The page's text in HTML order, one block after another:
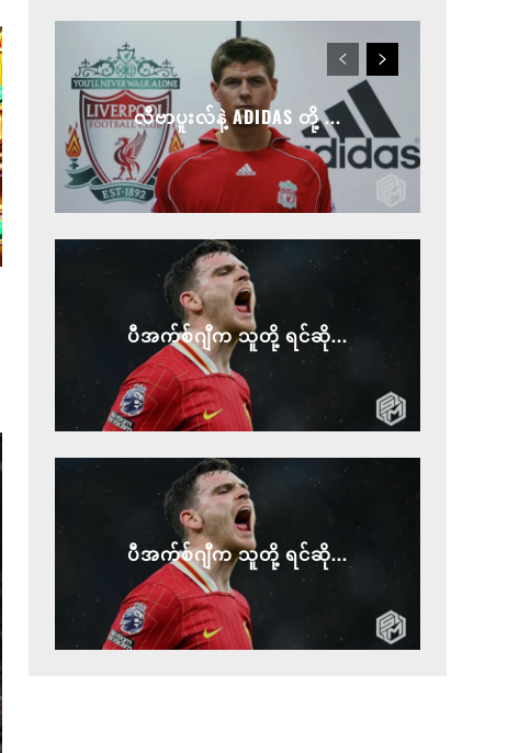
လီဗာပူးလ်နဲ့ ADIDAS တို့ ...
ပီအက်စ်ဂျီက သူတို့ ရင်ဆို...
ပီအက်စ်ဂျီက သူတို့ ရင်ဆို...